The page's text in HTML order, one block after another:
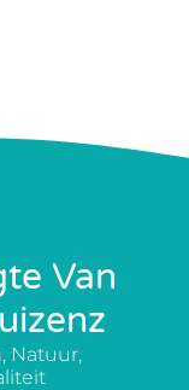
Van
Natuur,